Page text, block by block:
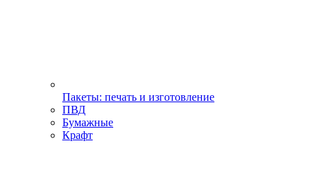
Пакеты: печать и изготовление
ПВД
Бумажные
Крафт